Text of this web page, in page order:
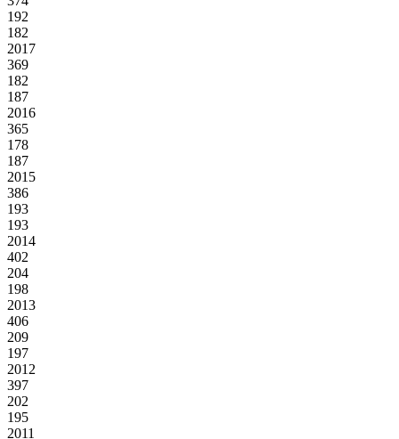
192
182
2017
369
182
187
2016
365
178
187
2015
386
193
193
2014
402
204
198
2013
406
209
197
2012
397
202
195
2011